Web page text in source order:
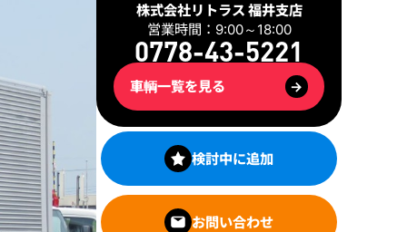
株式会社リトラス 福井支店
営業時間：9:00～18:00
0778-43-5221
車輌一覧を見る →
検討中に追加
お問い合わせ